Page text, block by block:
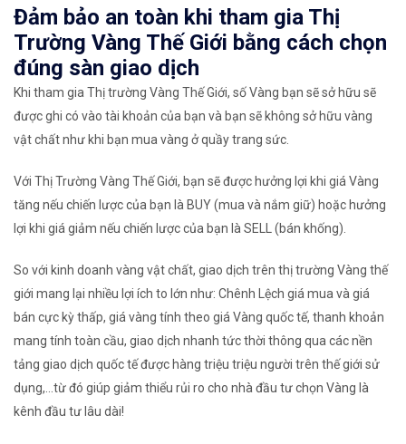
Đảm bảo an toàn khi tham gia Thị
Trường Vàng Thế Giới bằng cách chọn
đúng sàn giao dịch
Khi tham gia Thị trường Vàng Thế Giới, số Vàng bạn sẽ sở hữu sẽ
được ghi có vào tài khoản của bạn và bạn sẽ không sở hữu vàng
vật chất như khi bạn mua vàng ở quầy trang sức.
Với Thị Trường Vàng Thế Giới, bạn sẽ được hưởng lợi khi giá Vàng
tăng nếu chiến lược của bạn là BUY (mua và nắm giữ) hoặc hưởng
lợi khi giá giảm nếu chiến lược của bạn là SELL (bán khống).
So với kinh doanh vàng vật chất, giao dịch trên thị trường Vàng thế
giới mang lại nhiều lợi ích to lớn như: Chênh Lệch giá mua và giá
bán cực kỳ thấp, giá vàng tính theo giá Vàng quốc tế, thanh khoản
mang tính toàn cầu, giao dịch nhanh tức thời thông qua các nền
tảng giao dịch quốc tế được hàng triệu triệu người trên thế giới sử
dụng,...từ đó giúp giảm thiểu rủi ro cho nhà đầu tư chọn Vàng là
kênh đầu tư lâu dài!